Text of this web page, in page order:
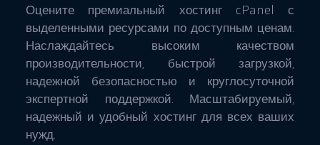
Оцените премиальный хостинг cPanel с
выделенными ресурсами по доступным ценам.
Наслаждайтесь высоким качеством
производительности, быстрой загрузкой,
надежной безопасностью и круглосуточной
экспертной поддержкой. Масштабируемый,
надежный и удобный хостинг для всех ваших
нужд.